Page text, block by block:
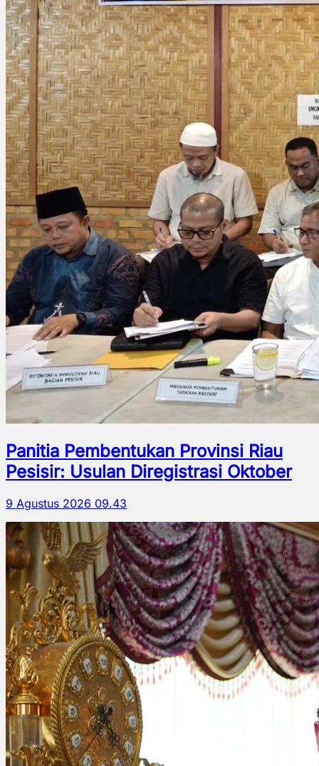
Panitia Pembentukan Provinsi Riau
Pesisir: Usulan Diregistrasi Oktober
9 Agustus 2026 09.43